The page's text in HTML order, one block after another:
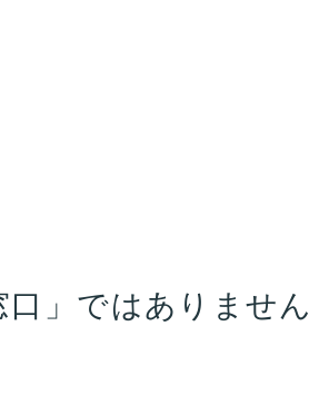
」ではありません